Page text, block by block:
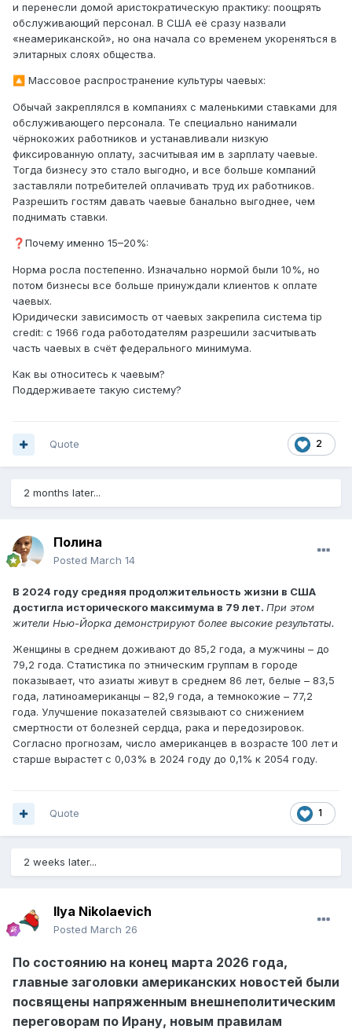
и перенесли домой аристократическую практику: поощрять
обслуживающий персонал. В США её сразу назвали
«неамериканской», но она начала со временем укореняться в
элитарных слоях общества.
🔼 Массовое распространение культуры чаевых:
Обычай закреплялся в компаниях с маленькими ставками для
обслуживающего персонала. Те специально нанимали
чёрнокожих работников и устанавливали низкую
фиксированную оплату, засчитывая им в зарплату чаевые.
Тогда бизнесу это стало выгодно, и все больше компаний
заставляли потребителей оплачивать труд их работников.
Разрешить гостям давать чаевые банально выгоднее, чем
поднимать ставки.
❓ Почему именно 15–20%:
Норма росла постепенно. Изначально нормой были 10%, но
потом бизнесы все больше принуждали клиентов к оплате
чаевых.
Юридически зависимость от чаевых закрепила система tip
credit: с 1966 года работодателям разрешили засчитывать
часть чаевых в счёт федерального минимума.
Как вы относитесь к чаевым?
Поддерживаете такую систему?
2
Quote
2 months later...
Полина
Posted March 14
В 2024 году средняя продолжительность жизни в США
достигла исторического максимума в 79 лет. При этом
жители Нью-Йорка демонстрируют более высокие результаты.
Женщины в среднем доживают до 85,2 года, а мужчины – до
79,2 года. Статистика по этническим группам в городе
показывает, что азиаты живут в среднем 86 лет, белые – 83,5
года, латиноамериканцы – 82,9 года, а темнокожие – 77,2
года. Улучшение показателей связывают со снижением
смертности от болезней сердца, рака и передозировок.
Согласно прогнозам, число американцев в возрасте 100 лет и
старше вырастет с 0,03% в 2024 году до 0,1% к 2054 году.
1
Quote
2 weeks later...
Ilya Nikolaevich
Posted March 26
По состоянию на конец марта 2026 года,
главные заголовки американских новостей были
посвящены напряженным внешнеполитическим
переговорам по Ирану, новым правилам